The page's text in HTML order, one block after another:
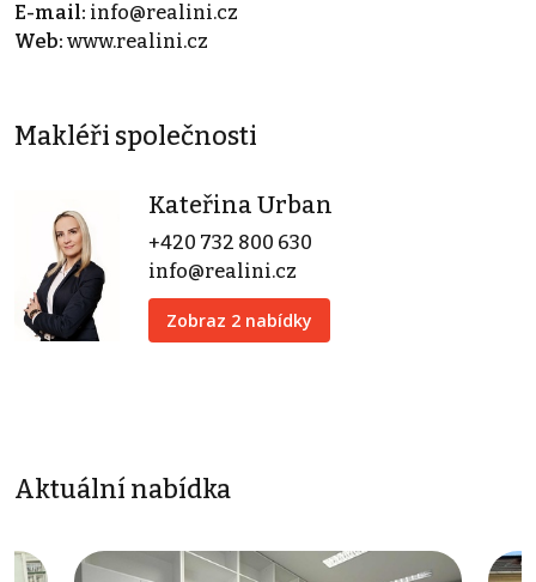
E-mail: info@realini.cz
Web: www.realini.cz
Makléři společnosti
Kateřina Urban
+420 732 800 630
info@realini.cz
Zobraz 2 nabídky
Aktuální nabídka